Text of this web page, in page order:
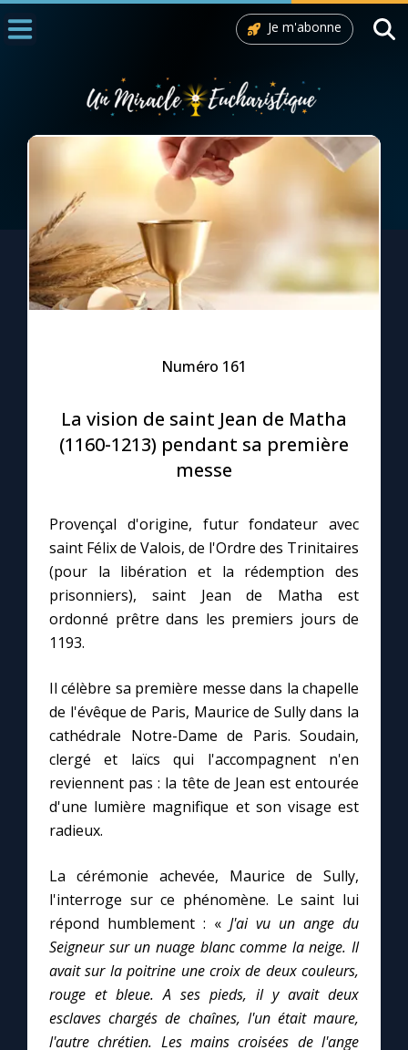
1000 Raisons de Croire
L'actualité de la semaine
La chaîne Youtube
Le compte Tiktok
Le site internet
Questions-réponses
Avec Thérèse de Lisieux
L'Évangile chaque jour
Les premiers samedis du mois
Marie qui défait les nœuds
Me consacrer à Jésus par Marie
Mes intentions de prière
Une Minute avec Marie
Je m'abonne
Numéro 161
La vision de saint Jean de Matha
(1160-1213) pendant sa première
messe
Provençal d'origine, futur fondateur avec
saint Félix de Valois, de l'Ordre des Trinitaires
(pour la libération et la rédemption des
prisonniers), saint Jean de Matha est
ordonné prêtre dans les premiers jours de
1193.
Il célèbre sa première messe dans la chapelle
de l'évêque de Paris, Maurice de Sully dans la
cathédrale Notre-Dame de Paris. Soudain,
clergé et laïcs qui l'accompagnent n'en
reviennent pas : la tête de Jean est entourée
d'une lumière magnifique et son visage est
radieux.
La cérémonie achevée, Maurice de Sully,
l'interroge sur ce phénomène. Le saint lui
répond humblement : « J'ai vu un ange du
Seigneur sur un nuage blanc comme la neige. Il
avait sur la poitrine une croix de deux couleurs,
rouge et bleue. A ses pieds, il y avait deux
esclaves chargés de chaînes, l'un était maure,
l'autre chrétien. Les mains croisées de l'ange